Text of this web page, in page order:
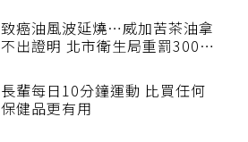
致癌油風波延燒…威加苦茶油拿
不出證明 北市衛生局重罰300萬
長輩每日10分鐘運動 比買任何
保健品更有用